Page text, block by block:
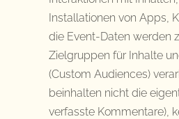
Installationen von Apps,
die Event-Daten werden
Zielgruppen für Inhalte
(Custom Audiences)
beinhalten nicht die
verfasste Kommentare),